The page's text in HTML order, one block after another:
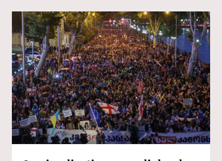
DE
LECTURE
DE
L’ÉTÉ
2024